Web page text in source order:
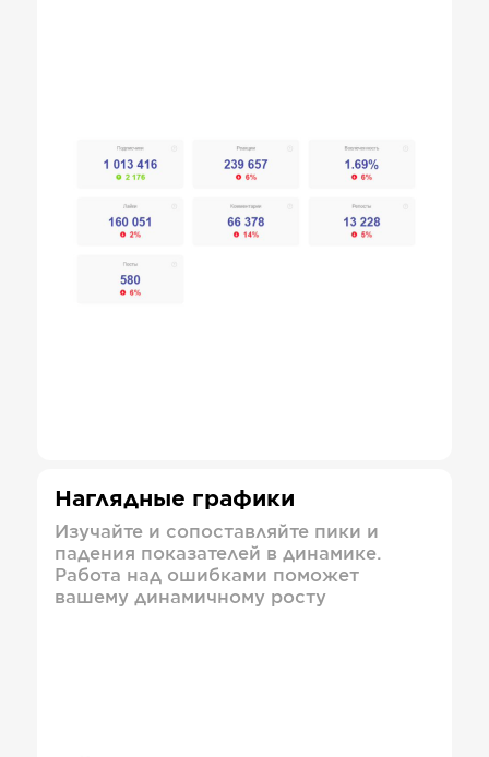
Наглядные графики
Изучайте и сопоставляйте пики и
падения показателей в динамике.
Работа над ошибками поможет
вашему динамичному росту